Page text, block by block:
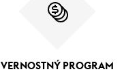
VERNOSTNÝ PROGRAM